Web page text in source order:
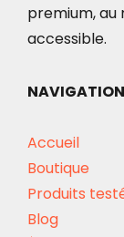
premium, au
accessible.
NAVIGATION
Accueil
Boutique
Produits
Blog